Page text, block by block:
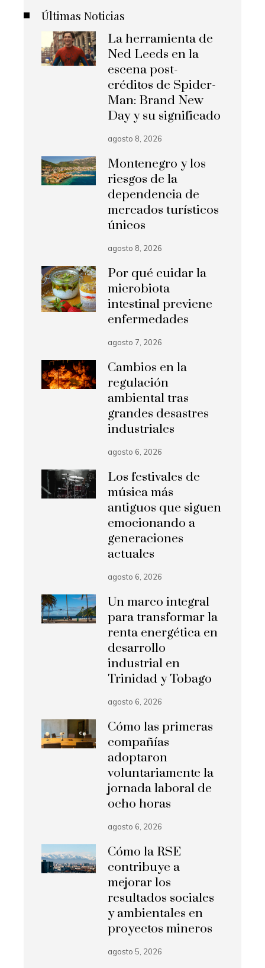
Últimas Noticias
La herramienta de
Ned Leeds en la
escena post-
créditos de Spider-
Man: Brand New
Day y su significado
agosto 8, 2026
Montenegro y los
riesgos de la
dependencia de
mercados turísticos
únicos
agosto 8, 2026
Por qué cuidar la
microbiota
intestinal previene
enfermedades
agosto 7, 2026
Cambios en la
regulación
ambiental tras
grandes desastres
industriales
agosto 6, 2026
Los festivales de
música más
antiguos que siguen
emocionando a
generaciones
actuales
agosto 6, 2026
Un marco integral
para transformar la
renta energética en
desarrollo
industrial en
Trinidad y Tobago
agosto 6, 2026
Cómo las primeras
compañías
adoptaron
voluntariamente la
jornada laboral de
ocho horas
agosto 6, 2026
Cómo la RSE
contribuye a
mejorar los
resultados sociales
y ambientales en
proyectos mineros
agosto 5, 2026